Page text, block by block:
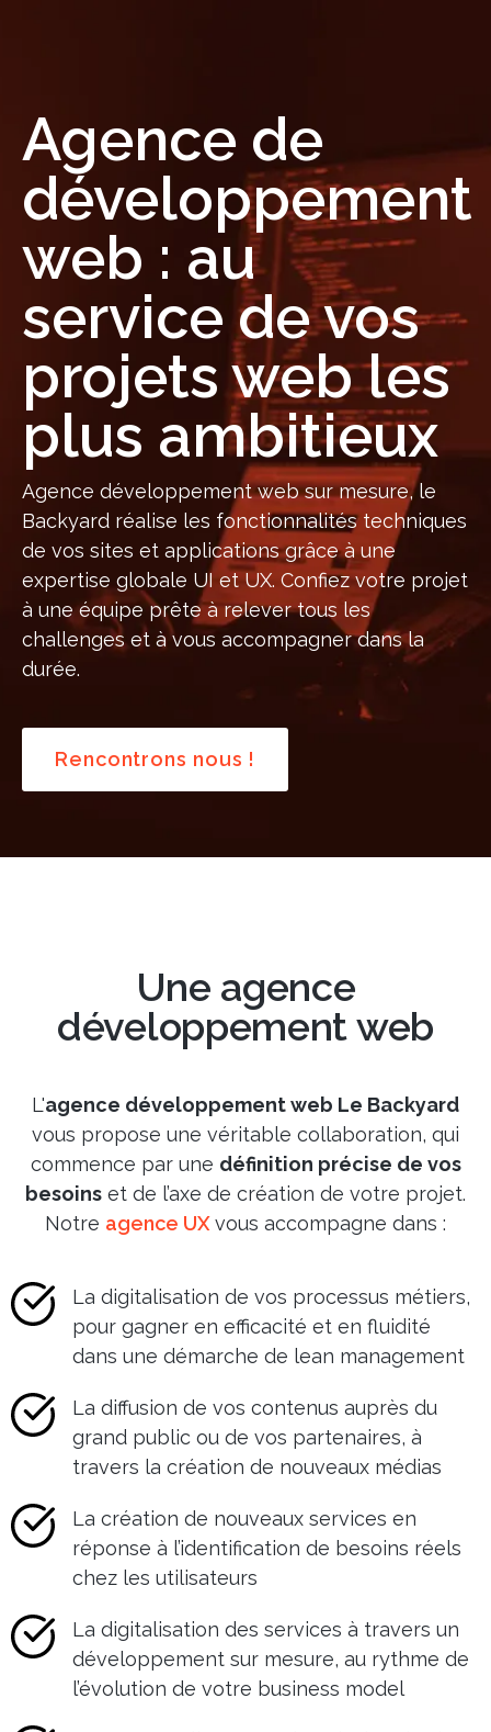
Agence de
développement
web : au
service de vos
projets web les
plus ambitieux
Agence développement web sur mesure, le
Backyard réalise les fonctionnalités techniques
de vos sites et applications grâce à une
expertise globale UI et UX. Confiez votre projet
à une équipe prête à relever tous les
challenges et à vous accompagner dans la
durée.
Rencontrons nous !
Une agence
développement web
L'agence développement web Le Backyard
vous propose une véritable collaboration, qui
commence par une définition précise de vos
besoins et de l’axe de création de votre projet.
Notre agence UXvous accompagne dans :
La digitalisation de vos processus métiers,
pour gagner en efficacité et en fluidité
dans une démarche de lean management
La diffusion de vos contenus auprès du
grand public ou de vos partenaires, à
travers la création de nouveaux médias
La création de nouveaux services en
réponse à l’identification de besoins réels
chez les utilisateurs
La digitalisation des services à travers un
développement sur mesure, au rythme de
l’évolution de votre business model